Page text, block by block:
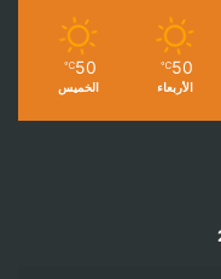
50
℃
الأربعاء
50
℃
الخميس